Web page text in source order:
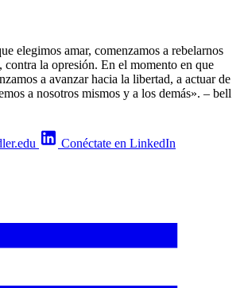
elegimos amar, comenzamos a rebelarnos
la opresión. En el momento en que
a avanzar hacia la libertad, a actuar de
a nosotros mismos y a los demás». – bell
Conéctate en LinkedIn